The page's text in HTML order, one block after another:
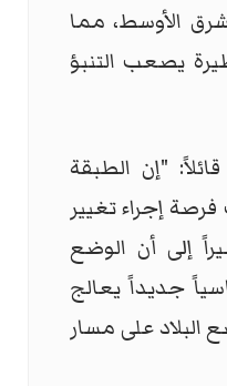
الأوسط، مما
يصعب التنبؤ
"إن الطبقة
إجراء تغيير
إلى أن الوضع
جديداً يعالج
البلاد على مسار